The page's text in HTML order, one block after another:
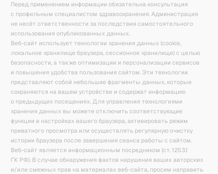
Перед применением информации обязательна консультация
с профильным специалистом здравоохранения. Администрация
не несёт ответственности за последствия самостоятельного
использования опубликованных данных.
Веб-сайт использует технологии хранения данных (cookie,
локальное хранилище браузера, сессионное хранилище) с целью
безопасности, а также оптимизации и персонализации сервисов
и повышения удобства пользования сайтом. Эти технологии
представляют собой небольшие фрагменты данных, которые
сохраняются на вашем устройстве и содержат информацию
о предыдущих посещениях. Для управления технологиями
хранения данных вы можете отключить соответствующие
функции в настройках вашего браузера, активировать режим
приватного просмотра или осуществлять регулярную очистку
истории браузера после завершения сеанса работы с сайтом.
Веб-сайт является информационным посредником (ст. 1253.1
ГК РФ). В случае обнаружения фактов нарушения ваших авторских
и/или смежных прав на материалах веб-сайта, просим направить